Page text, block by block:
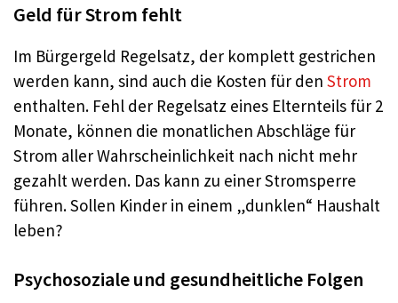
Geld für Strom fehlt
Im Bürgergeld Regelsatz, der komplett gestrichen
werden kann, sind auch die Kosten für den Strom
enthalten. Fehl der Regelsatz eines Elternteils für 2
Monate, können die monatlichen Abschläge für
Strom aller Wahrscheinlichkeit nach nicht mehr
gezahlt werden. Das kann zu einer Stromsperre
führen. Sollen Kinder in einem „dunklen“ Haushalt
leben?
Psychosoziale und gesundheitliche Folgen